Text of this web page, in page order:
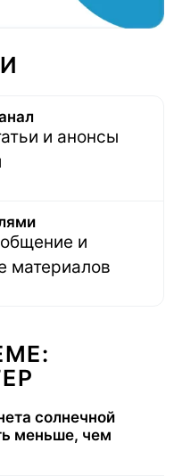
и анонсы
и
материалов
солнечной
меньше, чем